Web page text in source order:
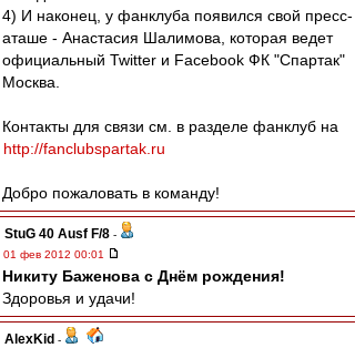
4) И наконец, у фанклуба появился свой пресс-
аташе - Анастасия Шалимова, которая ведет
официальный Twitter и Facebook ФК "Спартак"
Москва.
Контакты для связи см. в разделе фанклуб на
http://fanclubspartak.ru
Добро пожаловать в команду!
StuG 40 Ausf F/8 -
01 фев 2012 00:01
Никиту Баженова с Днём рождения!
Здоровья и удачи!
AlexKid -